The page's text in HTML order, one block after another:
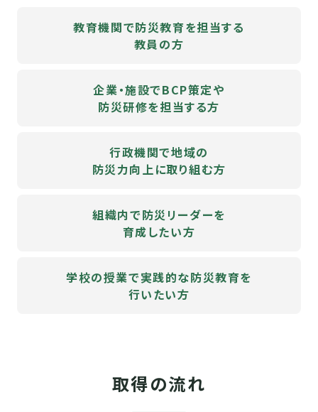
教育機関で防災教育を担当する
教員の方
企業・施設でBCP策定や
防災研修を担当する方
行政機関で地域の
防災力向上に取り組む方
組織内で防災リーダーを
育成したい方
学校の授業で実践的な防災教育を
行いたい方
取得の流れ